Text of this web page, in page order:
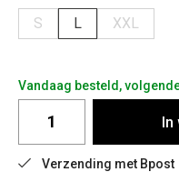
S L XXL
Vandaag besteld,
In
Verzending met Bpost